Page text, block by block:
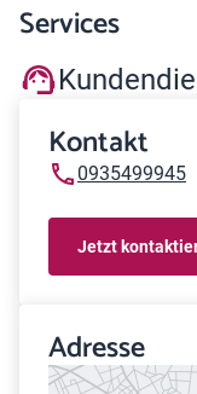
Services
Kontakt
0935499945
Jetzt
Adresse